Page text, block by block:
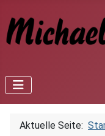
Aktuelle Seite: